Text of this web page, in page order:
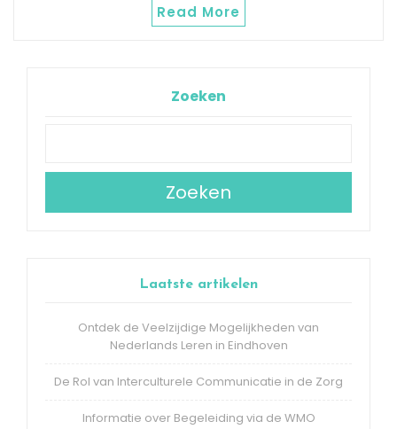
Read More
Zoeken
Zoeken
Laatste artikelen
Ontdek de Veelzijdige Mogelijkheden van
Nederlands Leren in Eindhoven
De Rol van Interculturele Communicatie in de Zorg
Informatie over Begeleiding via de WMO